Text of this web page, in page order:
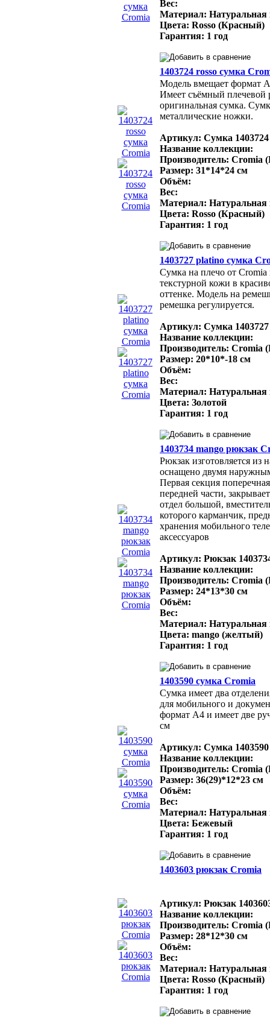
Вес:
Материал: Натуральная
Цвета: Rosso (Красный)
Гарантия: 1 год
1403724 rosso сумка
Модель вмещает формат
Имеет съёмный плечевой
оригинальная сумка.
металлические ножки.
Артикул: Сумка
Название коллекции:
Производитель: Cromia
Размер: 31*14*24 см
Объём:
Вес:
Материал: Натуральная
Цвета: Rosso (Красный)
Гарантия: 1 год
1403727 platino сумка
Сумка на плечо от
текстурной кожи в
оттенке. Модель на
ремешка регулируется.
Артикул: Сумка
Название коллекции:
Производитель: Cromia
Размер: 20*10*-18 см
Объём:
Вес:
Материал: Натуральная
Цвета: Золотой
Гарантия: 1 год
1403734 mango рюкзак
Рюкзак изготовляется из
оснащено двумя
Первая секция
передней части,
отдел большой,
которого карманчик,
хранения мобильного
аксессуаров
Артикул: Рюкзак
Название коллекции:
Производитель: Cromia
Размер: 24*13*30 см
Объём:
Вес:
Материал: Натуральная
Цвета: mango (желтый)
Гарантия: 1 год
1403590 сумка Cromia
Сумка имеет два
для мобильного и
формат A4 и имеет две
см
Артикул: Сумка
Название коллекции:
Производитель: Cromia
Размер: 36(29)*12*23 см
Объём:
Вес:
Материал: Натуральная
Цвета: Бежевый
Гарантия: 1 год
1403603 рюкзак Cromia
Артикул: Рюкзак
Название коллекции:
Производитель: Cromia
Размер: 28*12*30 см
Объём:
Вес:
Материал: Натуральная
Цвета: Rosso (Красный)
Гарантия: 1 год